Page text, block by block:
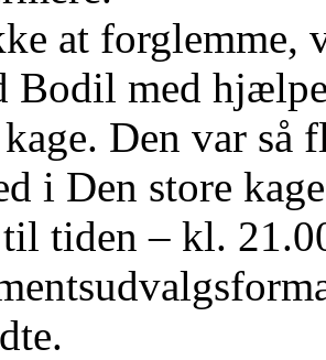
at forglemme,
Bodil med
Den var så
i Den store
tiden – kl.